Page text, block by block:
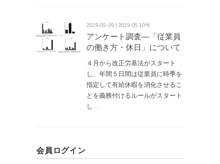
2019-05-09 | 2019.05.10号
アンケート調査―「従業員
の働き方・休日」について
４月から改正労基法がスタート
し、年間５日間は従業員に時季を
指定して有給休暇を消化させるこ
とを義務付けるルールがスタート
し
会員ログイン